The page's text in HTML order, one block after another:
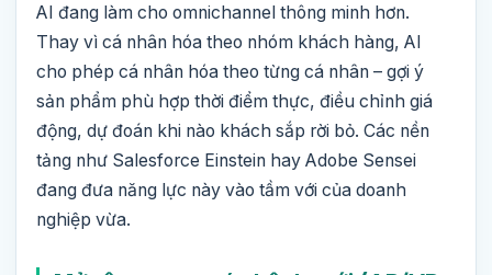
AI đang làm cho omnichannel thông minh hơn.
Thay vì cá nhân hóa theo nhóm khách hàng, AI
cho phép cá nhân hóa theo từng cá nhân – gợi ý
sản phẩm phù hợp thời điểm thực, điều chỉnh giá
động, dự đoán khi nào khách sắp rời bỏ. Các nền
tảng như Salesforce Einstein hay Adobe Sensei
đang đưa năng lực này vào tầm với của doanh
nghiệp vừa.